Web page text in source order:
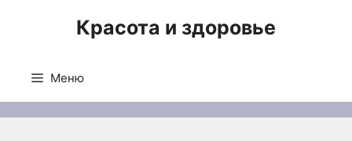
Красота и здоровье
Меню